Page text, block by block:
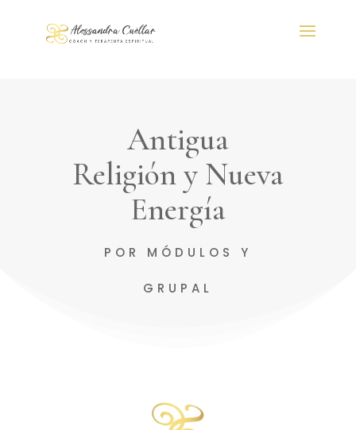
Antigua
Religión y Nueva
Energía
POR MÓDULOS Y
GRUPAL